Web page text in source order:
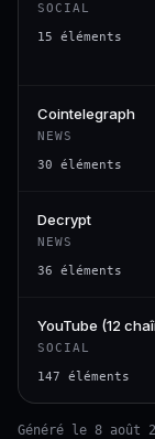
SOCIAL
15 éléments
Cointelegraph
NEWS
30 éléments
Decrypt
NEWS
36 éléments
YouTube (12
SOCIAL
147 éléments
Généré le 8 août